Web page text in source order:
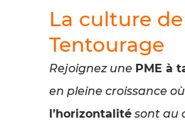
La culture de
Tentourage
Rejoignez une PME à
en pleine croissance où
l’horizontalité sont au